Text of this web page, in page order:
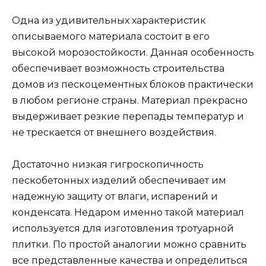
Одна из удивительных характеристик
описываемого материала состоит в его
высокой морозостойкости. Данная особенность
обеспечивает возможность строительства
домов из пескоцементных блоков практически
в любом регионе страны. Материал прекрасно
выдерживает резкие перепады температур и
не трескается от внешнего воздействия.
Достаточно низкая гигроскопичность
пескобетонных изделий обеспечивает им
надежную защиту от влаги, испарений и
конденсата. Недаром именно такой материал
используется для изготовления тротуарной
плитки. По простой аналогии можно сравнить
все представленные качества и определиться